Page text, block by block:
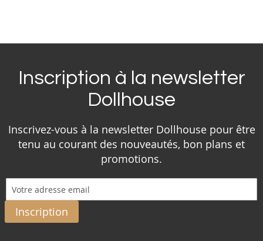
Inscription à la newsletter
Dollhouse
Inscrivez-vous à la newsletter Dollhouse pour être
tenu au courant des nouveautés, bon plans et
promotions.
Inscription